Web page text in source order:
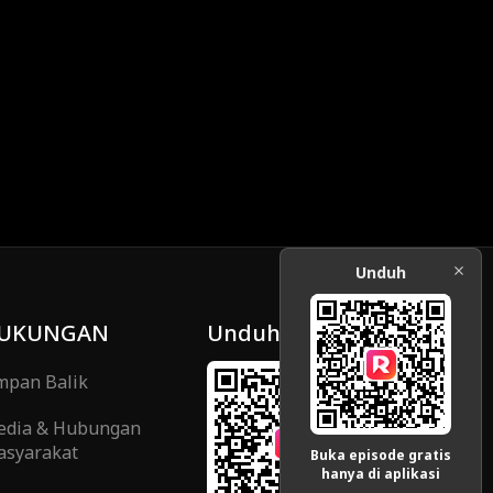
Balik
& Hubungan
Unduh
Unduh
Buka episode gratis
hanya di aplikasi